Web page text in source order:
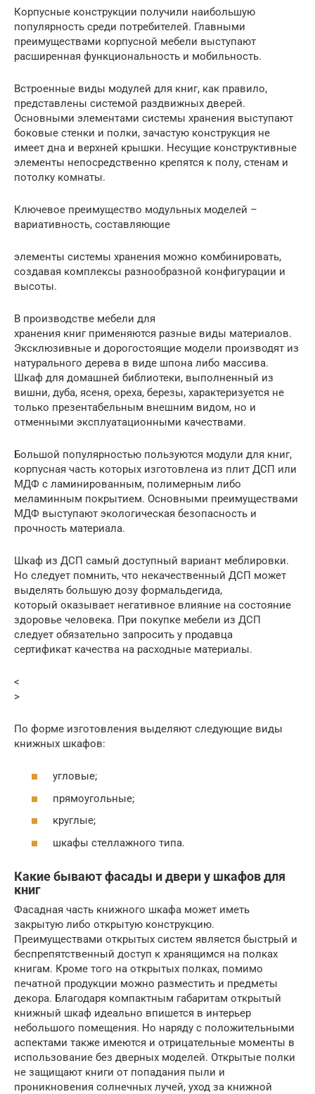
Корпусные конструкции получили наибольшую
популярность среди потребителей. Главными
преимуществами корпусной мебели выступают
расширенная функциональность и мобильность.
Встроенные виды модулей для книг, как правило,
представлены системой раздвижных дверей.
Основными элементами системы хранения выступают
боковые стенки и полки, зачастую конструкция не
имеет дна и верхней крышки. Несущие конструктивные
элементы непосредственно крепятся к полу, стенам и
потолку комнаты.
Ключевое преимущество модульных моделей –
вариативность, составляющие
элементы системы хранения можно комбинировать,
создавая комплексы разнообразной конфигурации и
высоты.
В производстве мебели для
хранения книг применяются разные виды материалов.
Эксклюзивные и дорогостоящие модели производят из
натурального дерева в виде шпона либо массива.
Шкаф для домашней библиотеки, выполненный из
вишни, дуба, ясеня, ореха, березы, характеризуется не
только презентабельным внешним видом, но и
отменными эксплуатационными качествами.
Большой популярностью пользуются модули для книг,
корпусная часть которых изготовлена из плит ДСП или
МДФ с ламинированным, полимерным либо
меламинным покрытием. Основными преимуществами
МДФ выступают экологическая безопасность и
прочность материала.
Шкаф из ДСП самый доступный вариант меблировки.
Но следует помнить, что некачественный ДСП может
выделять большую дозу формальдегида,
который оказывает негативное влияние на состояние
здоровье человека. При покупке мебели из ДСП
следует обязательно запросить у продавца
сертификат качества на расходные материалы.
<
>
По форме изготовления выделяют следующие виды
книжных шкафов:
угловые;
прямоугольные;
круглые;
шкафы стеллажного типа.
Какие бывают фасады и двери у шкафов для
книг
Фасадная часть книжного шкафа может иметь
закрытую либо открытую конструкцию.
Преимуществами открытых систем является быстрый и
беспрепятственный доступ к хранящимся на полках
книгам. Кроме того на открытых полках, помимо
печатной продукции можно разместить и предметы
декора. Благодаря компактным габаритам открытый
книжный шкаф идеально впишется в интерьер
небольшого помещения. Но наряду с положительными
аспектами также имеются и отрицательные моменты в
использование без дверных моделей. Открытые полки
не защищают книги от попадания пыли и
проникновения солнечных лучей, уход за книжной